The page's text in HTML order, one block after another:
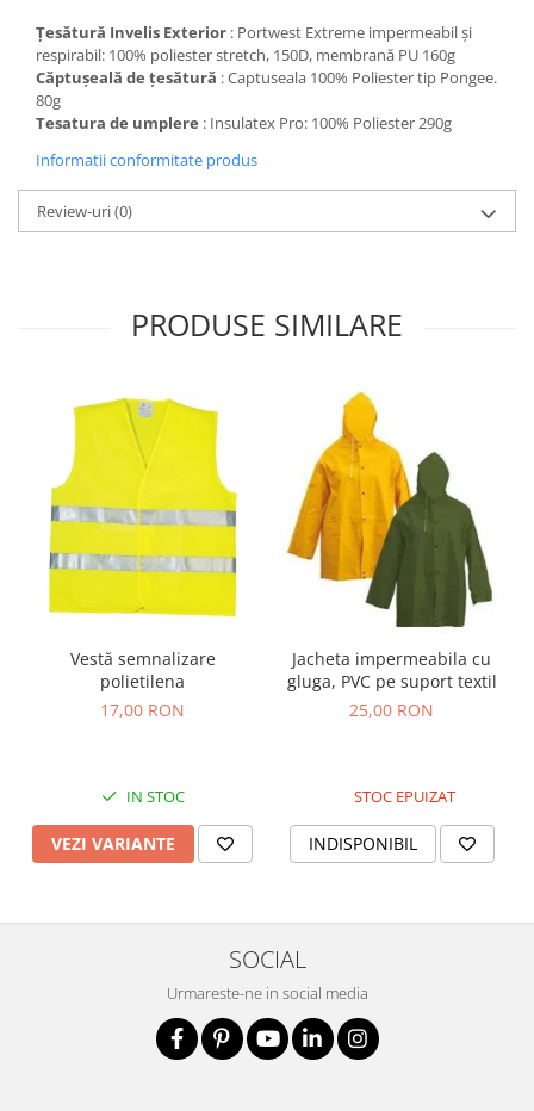
Țesătură Invelis Exterior : Portwest Extreme impermeabil și
respirabil: 100% poliester stretch, 150D, membrană PU 160g
Căptușeală de țesătură : Captuseala 100% Poliester tip Pongee.
80g
Tesatura de umplere : Insulatex Pro: 100% Poliester 290g
Informatii conformitate produs
Review-uri(0)
PRODUSE SIMILARE
Vestă semnalizare
polietilena
17,00 RON
IN STOC
VEZI VARIANTE
Jacheta impermeabila cu
gluga, PVC pe suport textil
25,00 RON
STOC EPUIZAT
INDISPONIBIL
SOCIAL
Urmareste-ne in social media